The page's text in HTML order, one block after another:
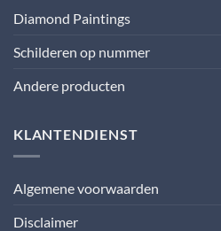
Diamond Paintings
Schilderen op nummer
Andere producten
KLANTENDIENST
Algemene voorwaarden
Disclaimer